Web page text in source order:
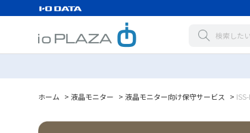
ホーム > 液晶モニター > 液晶モニター向け保守サービス >